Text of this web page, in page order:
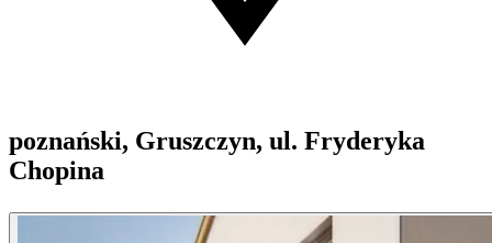
poznański, Gruszczyn, ul. Fryderyka
Chopina